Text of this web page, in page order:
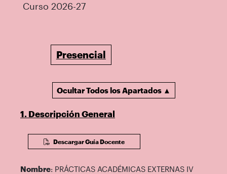
Curso 2026-27
Presencial
Ocultar Todos los Apartados ▲
1. Descripción General
Descargar Guía Docente
Nombre: PRÁCTICAS ACADÉMICAS EXTERNAS IV